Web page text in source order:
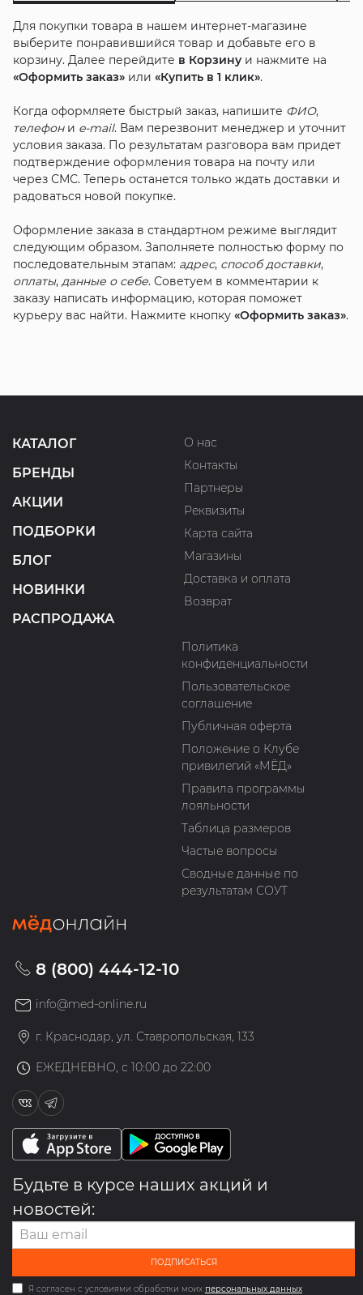
Для покупки товара в нашем интернет-магазине
выберите понравившийся товар и добавьте его в
корзину. Далее перейдите в Корзинуи нажмите на
«Оформить заказ»или «Купить в 1 клик».
Когда оформляете быстрый заказ, напишите ФИО,
телефони e-mail. Вам перезвонит менеджер и уточнит
условия заказа. По результатам разговора вам придет
подтверждение оформления товара на почту или
через СМС. Теперь останется только ждать доставки и
радоваться новой покупке.
Оформление заказа в стандартном режиме выглядит
следующим образом. Заполняете полностью форму по
последовательным этапам: адрес, способ доставки,
оплаты, данные о себе. Советуем в комментарии к
заказу написать информацию, которая поможет
курьеру вас найти. Нажмите кнопку «Оформить заказ».
КАТАЛОГ
БРЕНДЫ
АКЦИИ
ПОДБОРКИ
БЛОГ
НОВИНКИ
РАСПРОДАЖА
О нас
Контакты
Партнеры
Реквизиты
Карта сайта
Магазины
Доставка и оплата
Возврат
Политика
конфиденциальности
Пользовательское
соглашение
Публичная оферта
Положение о Клубе
привилегий «МЁД»
Правила программы
лояльности
Таблица размеров
Частые вопросы
Сводные данные по
результатам СОУТ
8 (800) 444-12-10
info@med-online.ru
г. Краснодар, ул. Ставропольская, 133
ЕЖЕДНЕВНО, с 10:00 до 22:00
Будьте в курсе наших акций и
новостей:
ПОДПИСАТЬСЯ
Я согласен с условиями обработки моих персональных данных